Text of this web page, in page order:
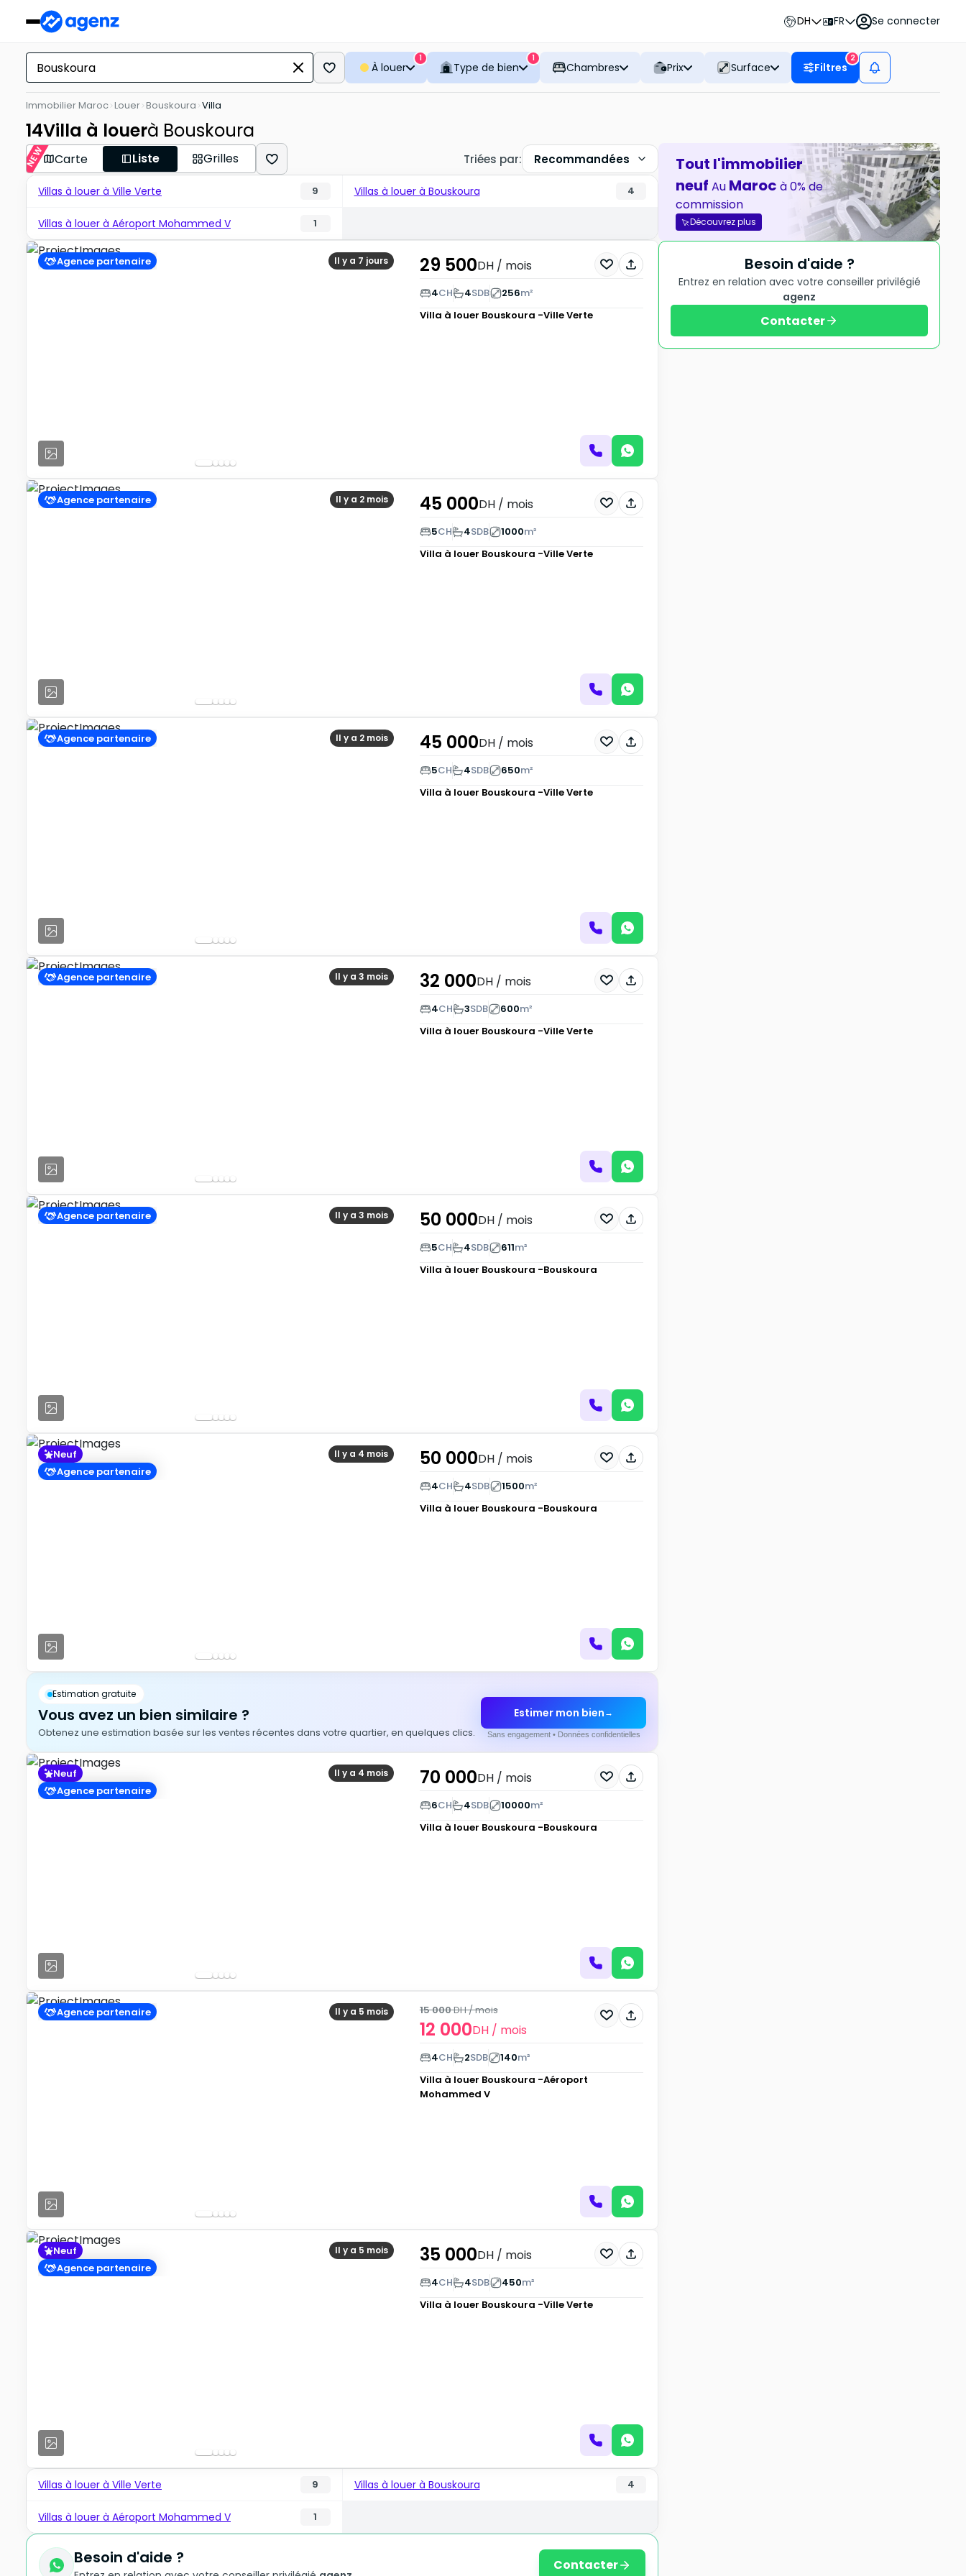
DH FR Se connecter
À louer
1
Type de bien
1
Chambres Prix Surface Filtres
2
Immobilier Maroc Louer Bouskoura Villa
14Villa à louerà Bouskoura
NEW Carte Liste Grilles Triées par: Recommandées
Villas à louer à Ville Verte 9 Villas à louer à Bouskoura 4
Villas à louer à Aéroport Mohammed V 1
Il y a 7 jours
Agence partenaire 29 500DH/ mois
4CH 4SDB 256m²
Villa à louer Bouskoura -Ville Verte
Il y a 2 mois
Agence partenaire 45 000DH/ mois
5CH 4SDB 1000m²
Villa à louer Bouskoura -Ville Verte
Il y a 2 mois
Agence partenaire 45 000DH/ mois
5CH 4SDB 650m²
Villa à louer Bouskoura -Ville Verte
Il y a 3 mois
Agence partenaire 32 000DH/ mois
4CH 3SDB 600m²
Villa à louer Bouskoura -Ville Verte
Il y a 3 mois
Agence partenaire 50 000DH/ mois
5CH 4SDB 611m²
Villa à louer Bouskoura -Bouskoura
Il y a 4 mois
Neuf
Agence partenaire
50 000DH/ mois
4CH 4SDB 1500m²
Villa à louer Bouskoura -Bouskoura
Estimation gratuite
Vous avez un bien similaire ?
Obtenez une estimation basée sur les ventes récentes dans votre quartier, en quelques clics.
Estimer mon bien →
Sans engagement • Données confidentielles
Il y a 4 mois
Neuf
Agence partenaire
70 000DH/ mois
6CH 4SDB 10000m²
Villa à louer Bouskoura -Bouskoura
Il y a 5 mois
Agence partenaire
12 000DH/ mois
15 000DH/ mois
4CH 2SDB 140m²
Villa à louer Bouskoura -Aéroport
Mohammed V
Il y a 5 mois
Neuf
Agence partenaire
35 000DH/ mois
4CH 4SDB 450m²
Villa à louer Bouskoura -Ville Verte
Villas à louer à Ville Verte 9 Villas à louer à Bouskoura 4
Villas à louer à Aéroport Mohammed V 1
Besoin d'aide ? Contacter
Tout l'immobilier
neuf Au Maroc à 0% de
commission
Découvrez plus
Besoin d'aide ?
Entrez en relation avec votre conseiller privilégié
agenz
Contacter